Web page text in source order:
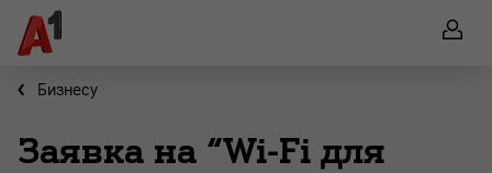
Бизнесу
Заявка на “Wi-Fi для